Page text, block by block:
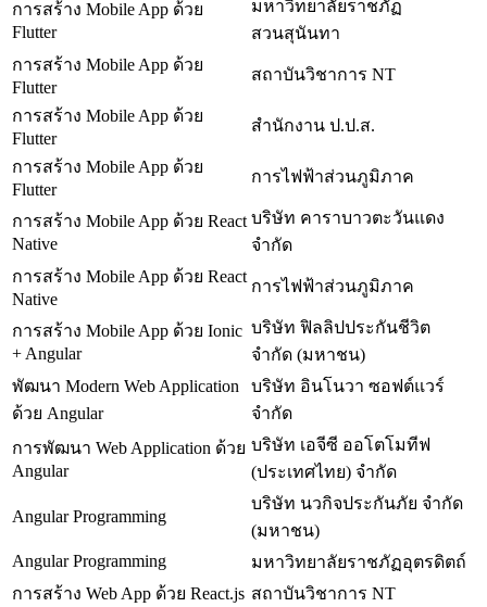
การสร้าง Mobile App ด้วย
Flutter
มหาวิทยาลัยราชภัฏ
สวนสุนันทา
การสร้าง Mobile App ด้วย
Flutter
สถาบันวิชาการ NT
การสร้าง Mobile App ด้วย
Flutter
สำนักงาน ป.ป.ส.
การสร้าง Mobile App ด้วย
Flutter
การไฟฟ้าส่วนภูมิภาค
การสร้าง Mobile App ด้วย React
Native
บริษัท คาราบาวตะวันแดง
จำกัด
การสร้าง Mobile App ด้วย React
Native
การไฟฟ้าส่วนภูมิภาค
การสร้าง Mobile App ด้วย Ionic
+ Angular
บริษัท ฟิลลิปประกันชีวิต
จำกัด (มหาชน)
พัฒนา Modern Web Application
ด้วย Angular
บริษัท อินโนวา ซอฟต์แวร์
จำกัด
การพัฒนา Web Application ด้วย
Angular
บริษัท เอจีซี ออโตโมทีฟ
(ประเทศไทย) จำกัด
Angular Programming
บริษัท นวกิจประกันภัย จํากัด
(มหาชน)
Angular Programming
มหาวิทยาลัยราชภัฏอุตรดิตถ์
การสร้าง Web App ด้วย React.js สถาบันวิชาการ NT